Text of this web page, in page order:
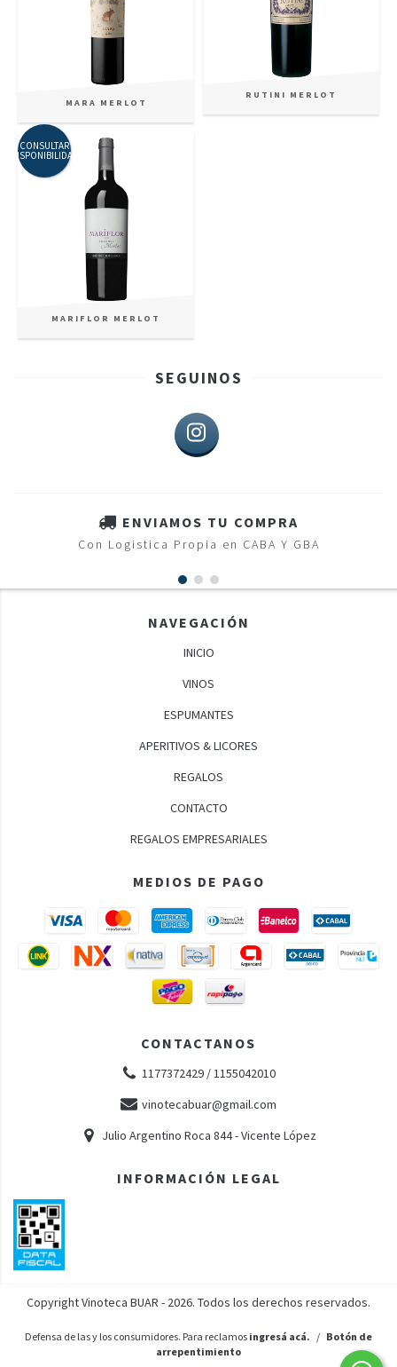
MARA MERLOT
RUTINI MERLOT
CONSULTAR
DISPONIBILIDAD
MARIFLOR MERLOT
SEGUINOS
ENVIAMOS TU COMPRA
Con Logistica Propia en CABA Y GBA
NAVEGACIÓN
INICIO
VINOS
ESPUMANTES
APERITIVOS & LICORES
REGALOS
CONTACTO
REGALOS EMPRESARIALES
MEDIOS DE PAGO
CONTACTANOS
1177372429 / 1155042010
vinotecabuar@gmail.com
Julio Argentino Roca 844 - Vicente López
INFORMACIÓN LEGAL
Copyright Vinoteca BUAR - 2026. Todos los derechos reservados.
Defensa de las y los consumidores. Para reclamos ingresá acá. / Botón de
arrepentimiento